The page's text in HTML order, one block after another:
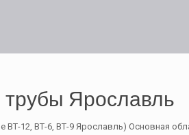
Ярославль
12, ВТ-6, ВТ-9 Ярославль) Основная